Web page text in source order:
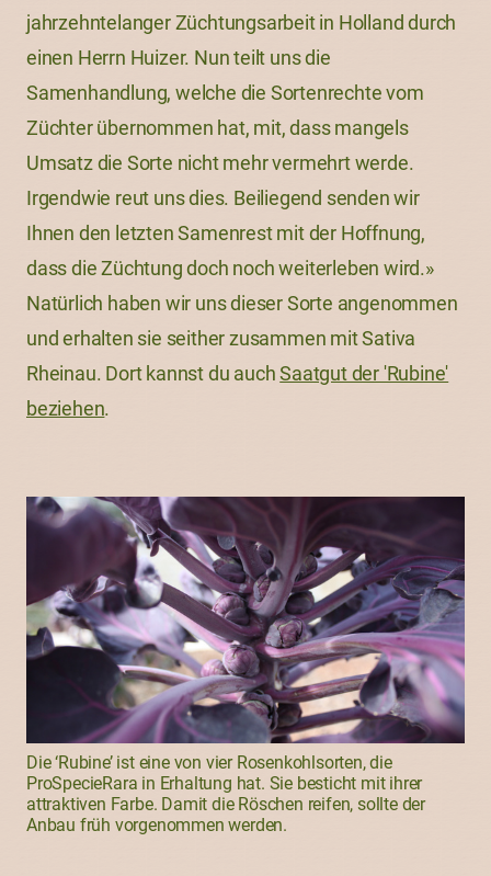
jahrzehntelanger Züchtungsarbeit in Holland durch
einen Herrn Huizer. Nun teilt uns die
Samenhandlung, welche die Sortenrechte vom
Züchter übernommen hat, mit, dass mangels
Umsatz die Sorte nicht mehr vermehrt werde.
Irgendwie reut uns dies. Beiliegend senden wir
Ihnen den letzten Samenrest mit der Hoffnung,
dass die Züchtung doch noch weiterleben wird.»
Natürlich haben wir uns dieser Sorte angenommen
und erhalten sie seither zusammen mit Sativa
Rheinau. Dort kannst du auchSaatgut der 'Rubine'
beziehen.
Die ‘Rubine’ ist eine von vier Rosenkohlsorten, die
ProSpecieRara in Erhaltung hat. Sie besticht mit ihrer
attraktiven Farbe. Damit die Röschen reifen, sollte der
Anbau früh vorgenommen werden.